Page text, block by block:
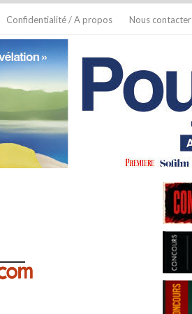
Confidentialité / A propos Nous contacter